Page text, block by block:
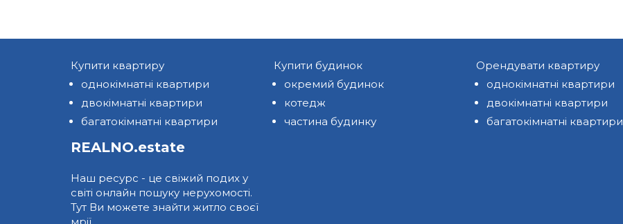
Купити квартиру
однокімнатні квартири
двокімнатні квартири
багатокімнатні квартири
Купити будинок
окремий будинок
котедж
частина будинку
Орендувати квартиру
однокімнатні квартири
двокімнатні квартири
багатокімнатні квартири
REALNO.estate
Наш ресурс - це свіжий подих у
світі онлайн пошуку нерухомості.
Тут Ви можете знайти житло своєї